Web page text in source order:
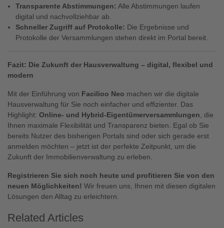
Transparente Abstimmungen: Alle Abstimmungen laufen
digital und nachvollziehbar ab.
Schneller Zugriff auf Protokolle: Die Ergebnisse und
Protokolle der Versammlungen stehen direkt im Portal bereit.
Fazit: Die Zukunft der Hausverwaltung – digital, flexibel und
modern
Mit der Einführung von Facilioo Neo machen wir die digitale
Hausverwaltung für Sie noch einfacher und effizienter. Das
Highlight: Online- und Hybrid-Eigentümerversammlungen , die
Ihnen maximale Flexibilität und Transparenz bieten. Egal ob Sie
bereits Nutzer des bisherigen Portals sind oder sich gerade erst
anmelden möchten – jetzt ist der perfekte Zeitpunkt, um die
Zukunft der Immobilienverwaltung zu erleben.
Registrieren Sie sich noch heute und profitieren Sie von den
neuen Möglichkeiten! Wir freuen uns, Ihnen mit diesen digitalen
Lösungen den Alltag zu erleichtern.
Related Articles